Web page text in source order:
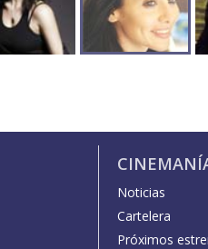
Noticias
Cartelera
Próximos